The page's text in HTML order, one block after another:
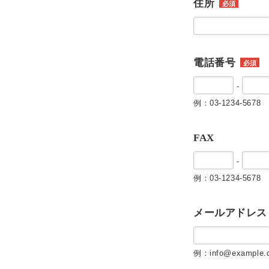
住所 必須
電話番号 必須
-
例：03-1234-5678
FAX
-
例：03-1234-5678
メールアドレス
例：